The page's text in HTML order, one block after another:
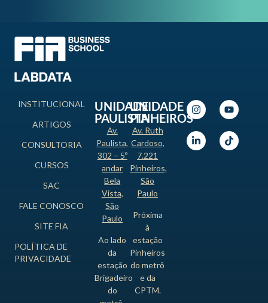
INSTITUCIONAL
ARTIGOS
CONSULTORIA
CURSOS
SAC
FALE CONOSCO
SITE FIA
POLÍTICA DE
PRIVACIDADE
UNIDADE
PAULISTA
Av.
Paulista,
302 – 5º
andar
Bela
Vista,
São
Paulo
Ao lado
da
estação
Brigadeiro
do
UNIDADE
PINHEIROS
Av. Ruth
Cardoso,
7.221
Pinheiros,
São
Paulo
Próxima
à
estação
Pinheiros
do metrô
e da
CPTM.